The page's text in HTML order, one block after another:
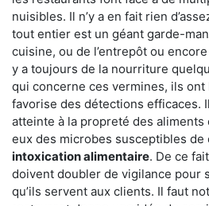
nuisibles. Il n’y a en fait rien
tout entier est un géant garde-
cuisine, ou de l’entrepôt ou
y a toujours de la nourriture
qui concerne ces vermines, ils
favorise des détections efficaces.
atteinte à la propreté des
eux des microbes susceptibles de
intoxication alimentaire. De ce
doivent doubler de vigilance pour
qu’ils servent aux clients. Il faut